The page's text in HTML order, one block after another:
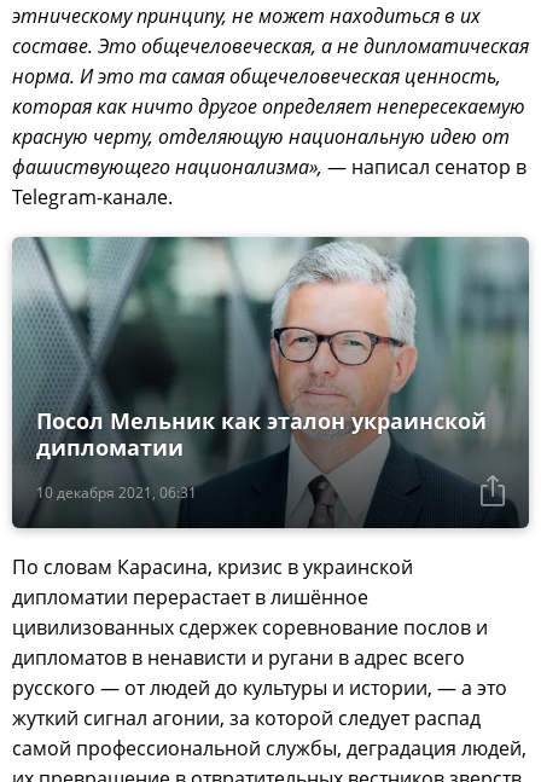
этническому принципу, не может находиться в их
составе. Это общечеловеческая, а не дипломатическая
норма. И это та самая общечеловеческая ценность,
которая как ничто другое определяет непересекаемую
красную черту, отделяющую национальную идею от
фашиствующего национализма», — написал сенатор в
Telegram-канале.
10 декабря 2021, 06:31
Посол Мельник как эталон украинской
дипломатии
По словам Карасина, кризис в украинской
дипломатии перерастает в лишённое
цивилизованных сдержек соревнование послов и
дипломатов в ненависти и ругани в адрес всего
русского — от людей до культуры и истории, — а это
жуткий сигнал агонии, за которой следует распад
самой профессиональной службы, деградация людей,